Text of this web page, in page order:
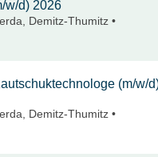
w/d) 2026
Demitz-Thumitz •
(m/w/
Demitz-Thumitz •